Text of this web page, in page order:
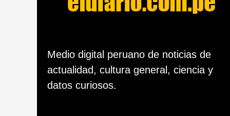
u
c
c
Medio digital peruano de noticias de
actualidad, cultura general, ciencia y
datos curiosos.